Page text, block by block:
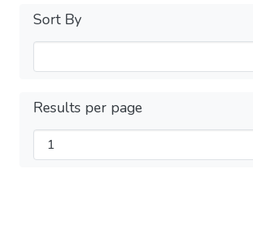
Sort By
Results per page